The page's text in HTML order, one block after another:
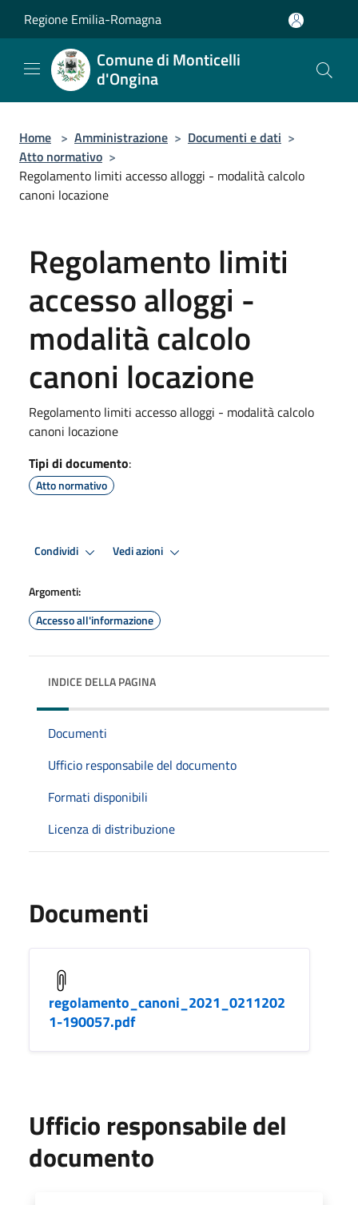
Regione Emilia-Romagna
Comune di Monticelli
d'Ongina
Home > Amministrazione > Documenti e dati >
Atto normativo >
Regolamento limiti accesso alloggi - modalità calcolo
canoni locazione
Regolamento limiti
accesso alloggi -
modalità calcolo
canoni locazione
Regolamento limiti accesso alloggi - modalità calcolo
canoni locazione
Tipi di documento:
Atto normativo
Condividi Vedi azioni
Argomenti:
Accesso all'informazione
INDICE DELLA PAGINA
Documenti
Ufficio responsabile del documento
Formati disponibili
Licenza di distribuzione
Documenti
regolamento_canoni_2021_0211202
1-190057.pdf
Ufficio responsabile del
documento